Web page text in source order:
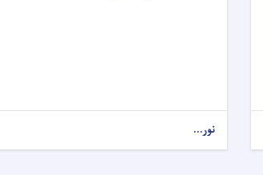
نور...